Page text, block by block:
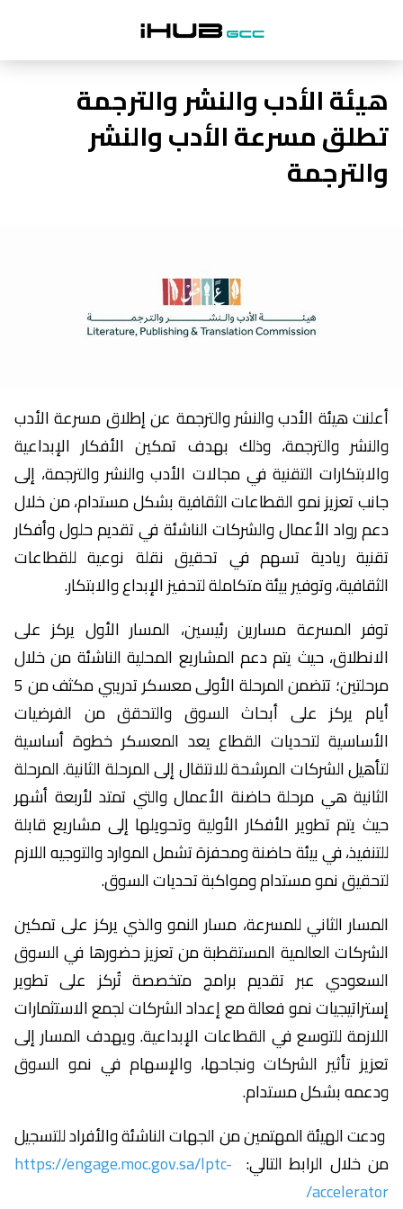
هيئة الأدب والنشر والترجمة
تطلق مسرعة الأدب والنشر
والترجمة
أعلنت هيئة الأدب والنشر والترجمة عن إطلاق مسرعة الأدب
والنشر والترجمة، وذلك بهدف تمكين الأفكار الإبداعية
والابتكارات التقنية في مجالات الأدب والنشر والترجمة، إلى
جانب تعزيز نمو القطاعات الثقافية بشكل مستدام، من خلال
دعم رواد الأعمال والشركات الناشئة في تقديم حلول وأفكار
تقنية ريادية تسهم في تحقيق نقلة نوعية للقطاعات
الثقافية، وتوفير بيئة متكاملة لتحفيز الإبداع والابتكار.
توفر المسرعة مسارين رئيسين، المسار الأول يركز على
الانطلاق، حيث يتم دعم المشاريع المحلية الناشئة من خلال
مرحلتين؛ تتضمن المرحلة الأولى معسكر تدريبي مكثف من 5
أيام يركز على أبحاث السوق والتحقق من الفرضيات
الأساسية لتحديات القطاع يعد المعسكر خطوة أساسية
لتأهيل الشركات المرشحة للانتقال إلى المرحلة الثانية. المرحلة
الثانية هي مرحلة حاضنة الأعمال والتي تمتد لأربعة أشهر
حيث يتم تطوير الأفكار الأولية وتحويلها إلى مشاريع قابلة
للتنفيذ، في بيئة حاضنة ومحفزة تشمل الموارد والتوجيه اللازم
لتحقيق نمو مستدام ومواكبة تحديات السوق.
المسار الثاني للمسرعة، مسار النمو والذي يركز على تمكين
الشركات العالمية المستقطبة من تعزيز حضورها في السوق
السعودي عبر تقديم برامج متخصصة تُركز على تطوير
إستراتيجيات نمو فعالة مع إعداد الشركات لجمع الاستثمارات
اللازمة للتوسع في القطاعات الإبداعية. ويهدف المسار إلى
تعزيز تأثير الشركات ونجاحها، والإسهام في نمو السوق
ودعمه بشكل مستدام.
ودعت الهيئة المهتمين من الجهات الناشئة والأفراد للتسجيل
من خلال الرابط التالي: https://engage.moc.gov.sa/lptc-
accelerator/